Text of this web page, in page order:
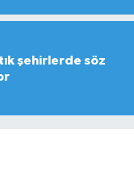
şehirlerde söz